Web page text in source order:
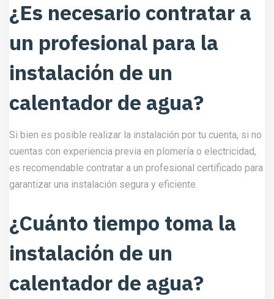
¿Es necesario contratar a
un profesional para la
instalación de un
calentador de agua?
Si bien es posible realizar la instalación por tu cuenta, si no
cuentas con experiencia previa en plomería o electricidad,
es recomendable contratar a un profesional certificado para
garantizar una instalación segura y eficiente.
¿Cuánto tiempo toma la
instalación de un
calentador de agua?